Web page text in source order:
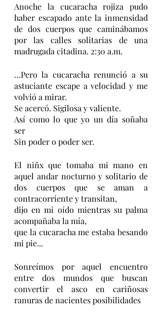
Anoche la cucaracha rojiza pudo
haber escapado ante la inmensidad
de dos cuerpos que caminábamos
por las calles solitarias de una
madrugada citadina. 2:30 a.m.
…Pero la cucaracha renunció a su
astuciante escape a velocidad y me
volvió a mirar.
Se acercó. Sigilosa y valiente.
Así como lo que yo un día soñaba
ser
Sin poder o poder ser.
El niñx que tomaba mi mano en
aquel andar nocturno y solitario de
dos cuerpos que se aman a
contracorriente y transitan,
dijo en mi oído mientras su palma
acompañaba la mía,
que la cucaracha me estaba besando
mi pie...
Sonreímos por aquel encuentro
entre dos mundos que buscan
convertir el asco en cariñosas
ranuras de nacientes posibilidades